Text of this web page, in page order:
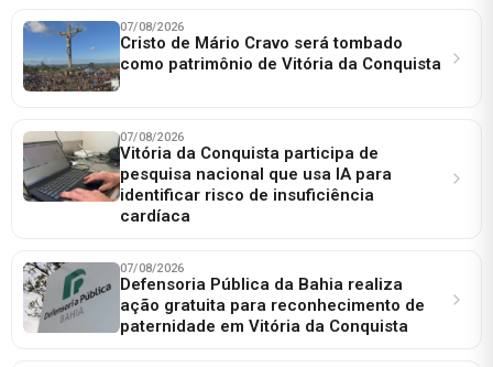
07/08/2026
Cristo de Mário Cravo será tombado
como patrimônio de Vitória da Conquista
07/08/2026
Vitória da Conquista participa de
pesquisa nacional que usa IA para
identificar risco de insuficiência
cardíaca
07/08/2026
Defensoria Pública da Bahia realiza
ação gratuita para reconhecimento de
paternidade em Vitória da Conquista